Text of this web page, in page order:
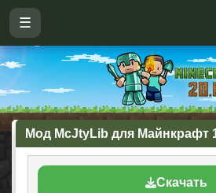
☰
Мод McJtyLib для Майнкрафт
Скачать